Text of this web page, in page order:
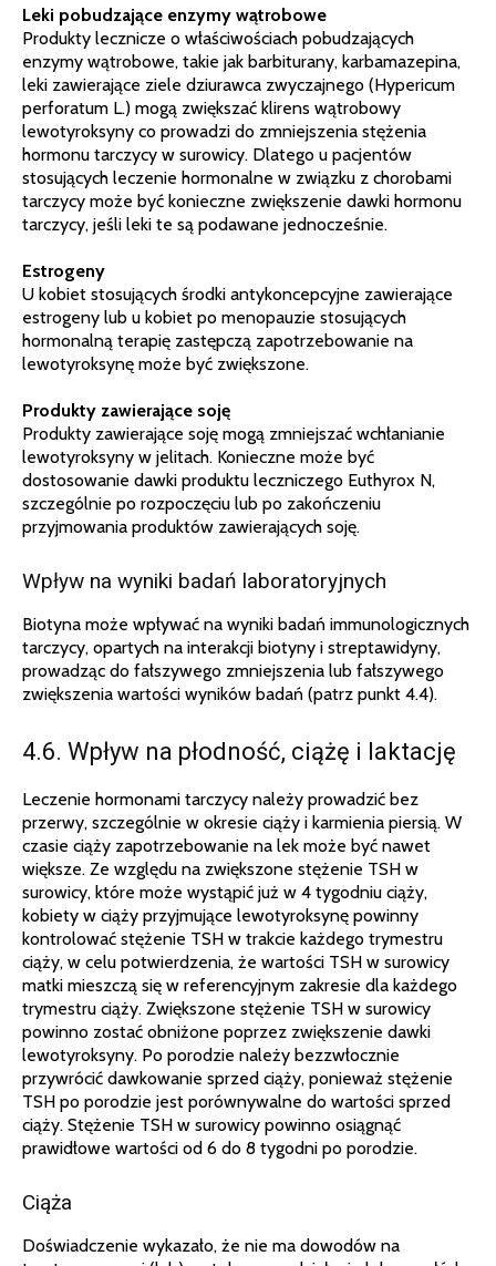
Leki pobudzające enzymy wątrobowe
Produkty lecznicze o właściwościach pobudzających
enzymy wątrobowe, takie jak barbiturany, karbamazepina,
leki zawierające ziele dziurawca zwyczajnego (Hypericum
perforatum L.) mogą zwiększać klirens wątrobowy
lewotyroksyny co prowadzi do zmniejszenia stężenia
hormonu tarczycy w surowicy. Dlatego u pacjentów
stosujących leczenie hormonalne w związku z chorobami
tarczycy może być konieczne zwiększenie dawki hormonu
tarczycy, jeśli leki te są podawane jednocześnie.
Estrogeny
U kobiet stosujących środki antykoncepcyjne zawierające
estrogeny lub u kobiet po menopauzie stosujących
hormonalną terapię zastępczą zapotrzebowanie na
lewotyroksynę może być zwiększone.
Produkty zawierające soję
Produkty zawierające soję mogą zmniejszać wchłanianie
lewotyroksyny w jelitach. Konieczne może być
dostosowanie dawki produktu leczniczego Euthyrox N,
szczególnie po rozpoczęciu lub po zakończeniu
przyjmowania produktów zawierających soję.
Wpływ na wyniki badań laboratoryjnych
Biotyna może wpływać na wyniki badań immunologicznych
tarczycy, opartych na interakcji biotyny i streptawidyny,
prowadząc do fałszywego zmniejszenia lub fałszywego
zwiększenia wartości wyników badań (patrz punkt 4.4).
4.6. Wpływ na płodność, ciążę i laktację
Leczenie hormonami tarczycy należy prowadzić bez
przerwy, szczególnie w okresie ciąży i karmienia piersią. W
czasie ciąży zapotrzebowanie na lek może być nawet
większe. Ze względu na zwiększone stężenie TSH w
surowicy, które może wystąpić już w 4 tygodniu ciąży,
kobiety w ciąży przyjmujące lewotyroksynę powinny
kontrolować stężenie TSH w trakcie każdego trymestru
ciąży, w celu potwierdzenia, że wartości TSH w surowicy
matki mieszczą się w referencyjnym zakresie dla każdego
trymestru ciąży. Zwiększone stężenie TSH w surowicy
powinno zostać obniżone poprzez zwiększenie dawki
lewotyroksyny. Po porodzie należy bezzwłocznie
przywrócić dawkowanie sprzed ciąży, ponieważ stężenie
TSH po porodzie jest porównywalne do wartości sprzed
ciąży. Stężenie TSH w surowicy powinno osiągnąć
prawidłowe wartości od 6 do 8 tygodni po porodzie.
Ciąża
Doświadczenie wykazało, że nie ma dowodów na